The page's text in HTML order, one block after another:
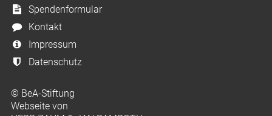
Spendenformular
Kontakt
Impressum
Datenschutz
© BeA-Stiftung
Webseite von